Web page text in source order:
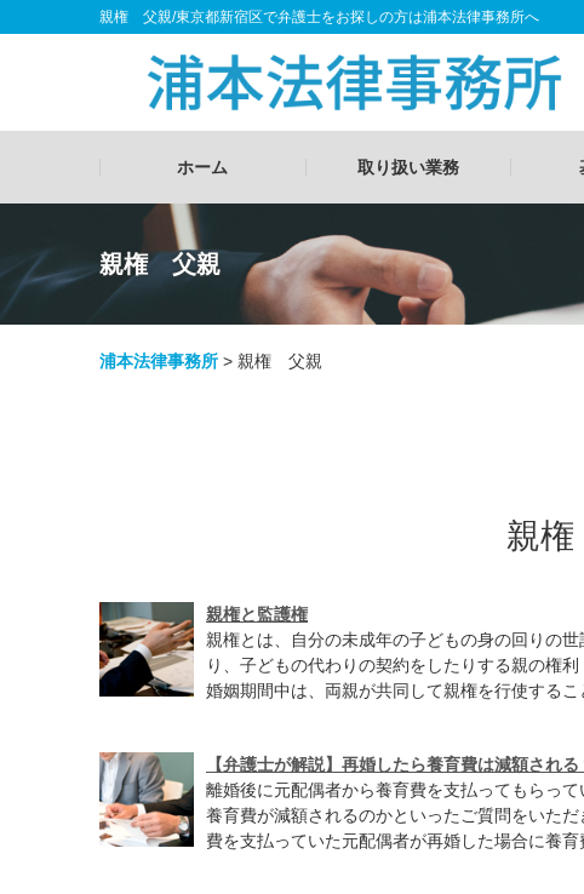
親権 父親/東京都新宿区で弁護士をお探しの方は浦本法律事務所へ
ホーム 取り扱い業務
親権 父親
浦本法律事務所 > 親権 父親
親
親権と監護権
親権とは、自分の未成年の子どもの身の回りの
り、子どもの代わりの契約をしたりする親の権利
婚姻期間中は、両親が共同して親権を行使するこ
【弁護士が解説】再婚したら養育費は減額される
離婚後に元配偶者から養育費を支払ってもらっ
養育費が減額されるのかといったご質問をいた
費を支払っていた元配偶者が再婚した場合に養育